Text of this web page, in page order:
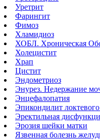
Уретрит
Фарингит
Фимоз
Хламидиоз
ХОБЛ. Хроническая
Холецистит
Храп
Цистит
Эндометриоз
Энурез. Недержание
Энцефалопатия
Эпикондилит локтевого
Эректильная
Эрозия шейки матки
Язвенная болезнь